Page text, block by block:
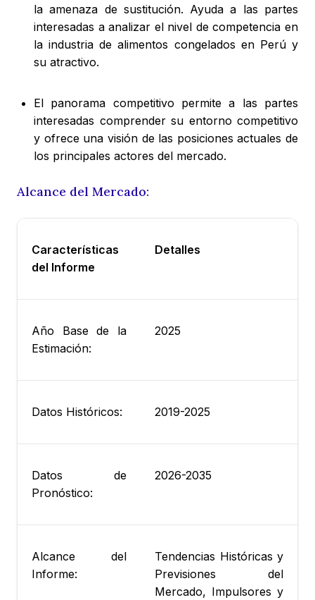
la amenaza de sustitución. Ayuda a las partes
interesadas a analizar el nivel de competencia en
la industria de alimentos congelados en Perú y
su atractivo.
El panorama competitivo permite a las partes
interesadas comprender su entorno competitivo
y ofrece una visión de las posiciones actuales de
los principales actores del mercado.
Alcance del Mercado:
Características
del Informe
Detalles
Año Base de la
Estimación:
2025
Datos Históricos: 2019-2025
Datos de
Pronóstico:
2026-2035
Alcance del
Informe:
Tendencias Históricas y
Previsiones del
Mercado, Impulsores y